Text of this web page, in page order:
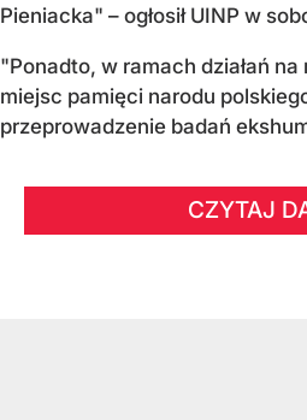
Pieniacka" – ogłosił UINP w
"Ponadto, w ramach działań
miejsc pamięci narodu
przeprowadzenie badań
CZYTAJ